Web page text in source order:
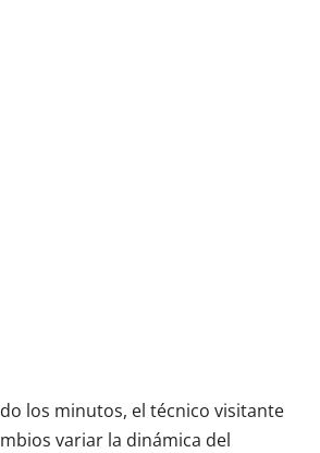
los minutos, el técnico visitante
variar la dinámica del